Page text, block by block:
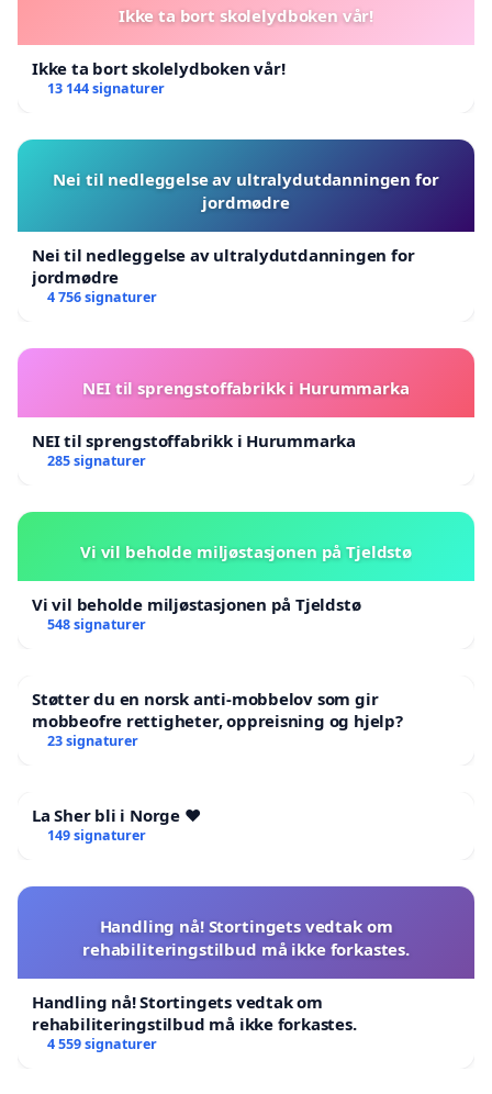
Ikke ta bort skolelydboken vår!
Ikke ta bort skolelydboken vår!
13 144 signaturer
Nei til nedleggelse av ultralydutdanningen for
jordmødre
Nei til nedleggelse av ultralydutdanningen for
jordmødre
4 756 signaturer
NEI til sprengstoffabrikk i Hurummarka
NEI til sprengstoffabrikk i Hurummarka
285 signaturer
Vi vil beholde miljøstasjonen på Tjeldstø
Vi vil beholde miljøstasjonen på Tjeldstø
548 signaturer
Støtter du en norsk anti-mobbelov som gir
mobbeofre rettigheter, oppreisning og hjelp?
23 signaturer
La Sher bli i Norge ❤️
149 signaturer
Handling nå! Stortingets vedtak om
rehabiliteringstilbud må ikke forkastes.
Handling nå! Stortingets vedtak om
rehabiliteringstilbud må ikke forkastes.
4 559 signaturer